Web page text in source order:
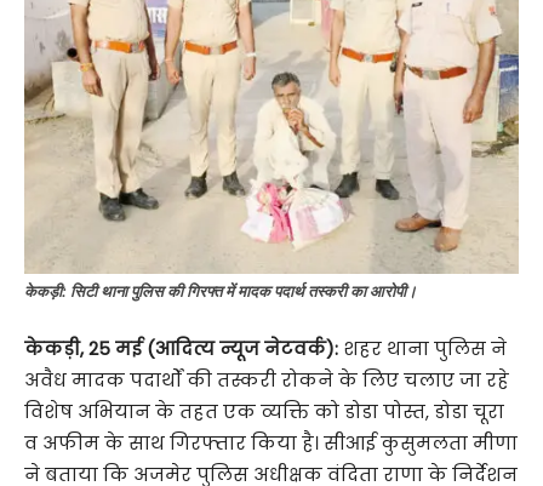
केकड़ी: सिटी थाना पुलिस की गिरफ्त में मादक पदार्थ तस्करी का आरोपी।
केकड़ी,25 मई (आदित्य न्यूज नेटवर्क): शहर थाना पुलिस ने
अवैध मादक पदार्थों की तस्करी रोकने के लिए चलाए जा रहे
विशेष अभियान के तहत एक व्यक्ति को डोडा पोस्त, डोडा चूरा
व अफीम के साथ गिरफ्तार किया है। सीआई कुसुमलता मीणा
ने बताया कि अजमेर पुलिस अधीक्षक वंदिता राणा के निर्देशन